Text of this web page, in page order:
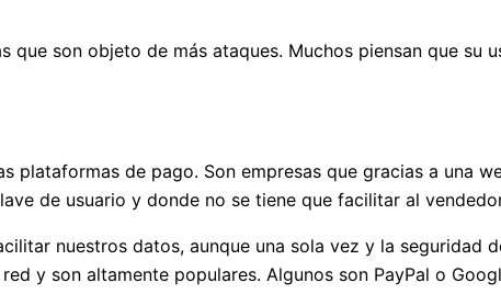
que son objeto de más ataques. Muchos piensan que su
plataformas de pago. Son empresas que gracias a una
de usuario y donde no se tiene que facilitar al
nuestros datos, aunque una sola vez y la seguridad
y son altamente populares. Algunos son PayPal o